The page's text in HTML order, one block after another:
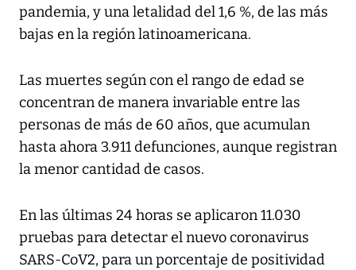
pandemia, y una letalidad del 1,6 %, de las más
bajas en la región latinoamericana.
Las muertes según con el rango de edad se
concentran de manera invariable entre las
personas de más de 60 años, que acumulan
hasta ahora 3.911 defunciones, aunque registran
la menor cantidad de casos.
En las últimas 24 horas se aplicaron 11.030
pruebas para detectar el nuevo coronavirus
SARS-CoV2, para un porcentaje de positividad